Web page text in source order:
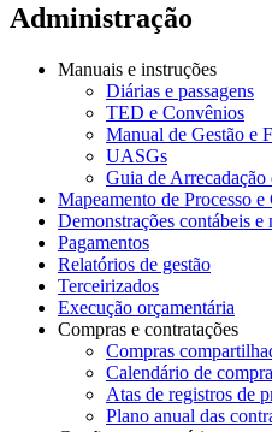
Administração
Manuais e instruções
Diárias e passagens
TED e Convênios
Manual de Gestão e
UASGs
Guia de Arrecadação
Mapeamento de Processo e
Demonstrações contábeis e
Pagamentos
Relatórios de gestão
Terceirizados
Execução orçamentária
Compras e contratações
Compras
Calendário de
Atas de registros de
Plano anual das